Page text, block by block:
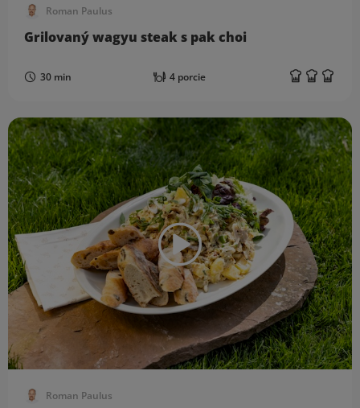
Roman Paulus
Grilovaný wagyu steak s pak choi
30 min 4 porcie
Roman Paulus